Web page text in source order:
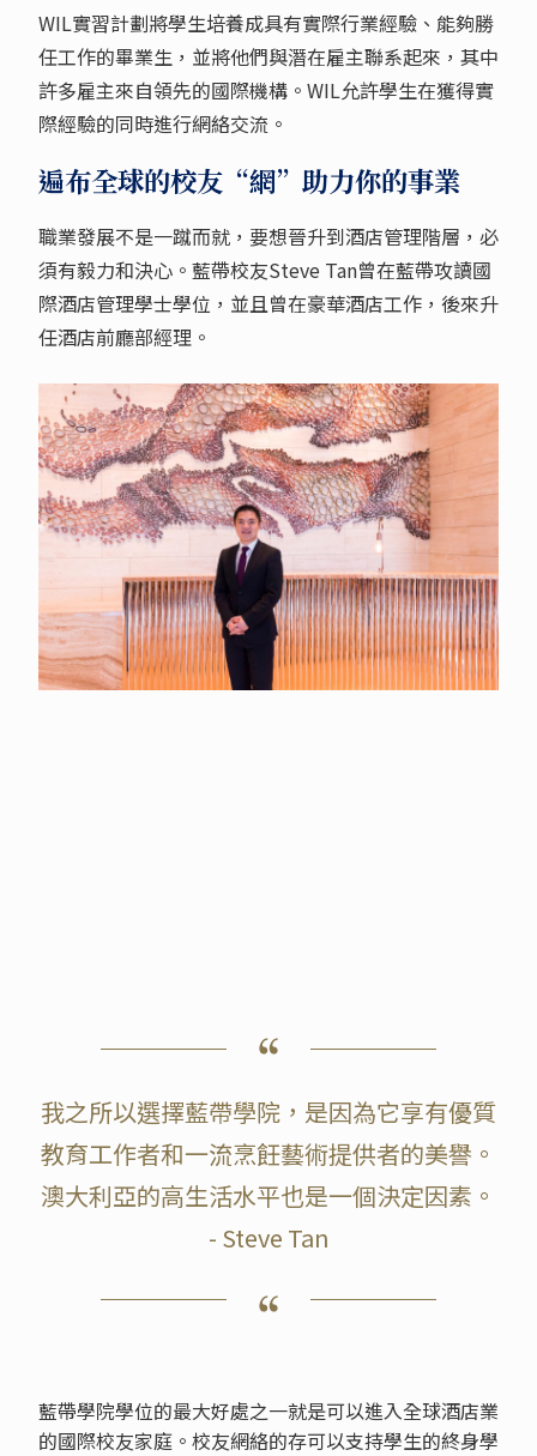
WIL實習計劃將學生培養成具有實際行業經驗、能夠勝
任工作的畢業生，並將他們與潛在雇主聯系起來，其中
許多雇主來自領先的國際機構。WIL允許學生在獲得實
際經驗的同時進行網絡交流。
遍布全球的校友“網”助力你的事業
職業發展不是一蹴而就，要想晉升到酒店管理階層，必
須有毅力和決心。藍帶校友Steve Tan曾在藍帶攻讀國
際酒店管理學士學位，並且曾在豪華酒店工作，後來升
任酒店前廳部經理。
我之所以選擇藍帶學院，是因為它享有優質
教育工作者和一流烹飪藝術提供者的美譽。
澳大利亞的高生活水平也是一個決定因素。
- Steve Tan
藍帶學院學位的最大好處之一就是可以進入全球酒店業
的國際校友家庭。校友網絡的存可以支持學生的終身學